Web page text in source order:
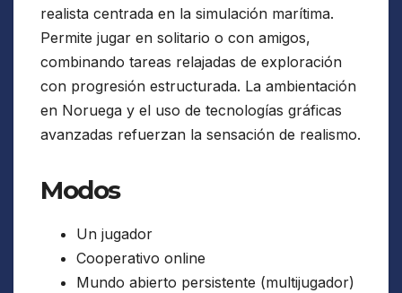
realista centrada en la simulación marítima.
Permite jugar en solitario o con amigos,
combinando tareas relajadas de exploración
con progresión estructurada. La ambientación
en Noruega y el uso de tecnologías gráficas
avanzadas refuerzan la sensación de realismo.
Modos
Un jugador
Cooperativo online
Mundo abierto persistente (multijugador)